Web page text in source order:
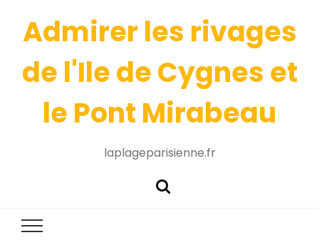
Admirer les rivages
de l'Ile de Cygnes et
le Pont Mirabeau
laplageparisienne.fr